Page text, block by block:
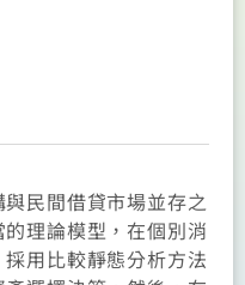
民間借貸市場並存之
理論模型，在個別消
用比較靜態分析方法